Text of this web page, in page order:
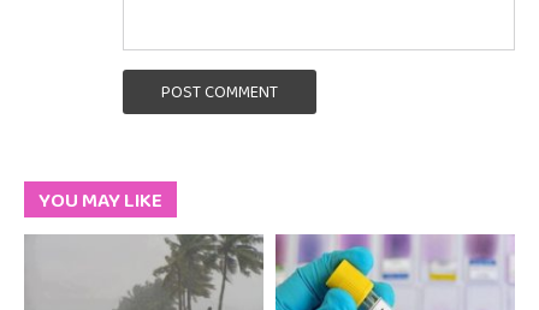
POST COMMENT
YOU MAY LIKE